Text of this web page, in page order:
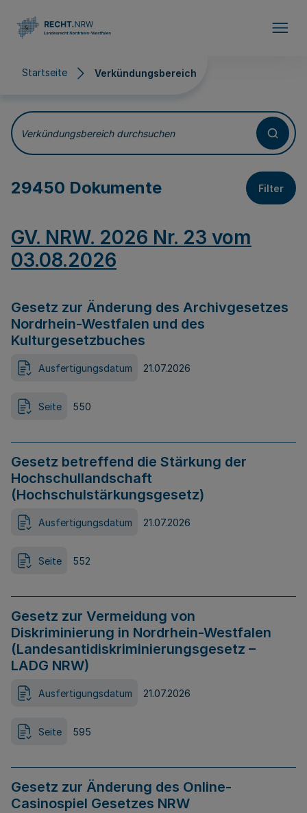
Startseite Verkündungsbereich
Verkündungsbereich
Verkündungsbereich durchsuchen
29450 Dokumente Filter
GV. NRW. 2026 Nr. 23 vom
03.08.2026
Gesetz zur Änderung des Archivgesetzes
Nordrhein-Westfalen und des
Kulturgesetzbuches
Ausfertigungsdatum 21.07.2026
Seite 550
Gesetz betreffend die Stärkung der
Hochschullandschaft
(Hochschulstärkungsgesetz)
Ausfertigungsdatum 21.07.2026
Seite 552
Gesetz zur Vermeidung von
Diskriminierung in Nordrhein-Westfalen
(Landesantidiskriminierungsgesetz –
LADG NRW)
Ausfertigungsdatum 21.07.2026
Seite 595
Gesetz zur Änderung des Online-
Casinospiel Gesetzes NRW